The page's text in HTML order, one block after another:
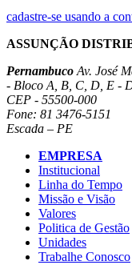
cadastre-se usando a
ASSUNÇÃO
Pernambuco Av. José
- Bloco A, B, C, D, E -
CEP - 55500-000
Fone: 81 3476-5151
Escada – PE
EMPRESA
Institucional
Linha do Tempo
Missão e Visão
Valores
Politica de Gestão
Unidades
Trabalhe Conosco